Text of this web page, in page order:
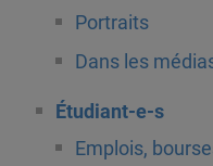
Portraits
Dans les
Étudiant-e-s
Emplois,